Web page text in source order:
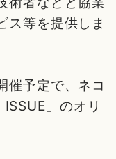
ス等を提供しま
催予定で、ネコ
」のオリ